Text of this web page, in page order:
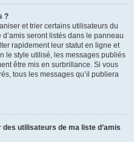
?
et trier certains utilisateurs du
seront listés dans le panneau
rapidement leur statut en ligne et
le style utilisé, les messages publiés
être mis en surbrillance. Si vous
tous les messages qu’il publiera
utilisateurs de ma liste d’amis